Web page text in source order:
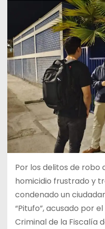
Por los delitos de robo
homicidio frustrado y
condenado un
“Pitufo”, acusado por
Criminal de la Fiscalía